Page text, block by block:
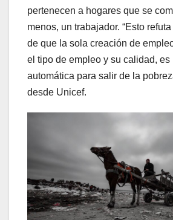
pertenecen a hogares que se
menos, un trabajador. “Esto
de que la sola creación de
el tipo de empleo y su calidad, es
automática para salir de la
desde Unicef.